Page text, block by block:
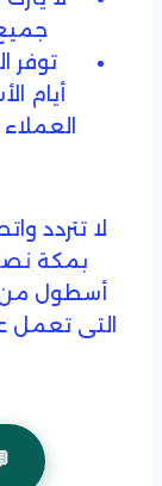
توفر
أيام
لا تتردد
بمكة
أسطول من
التى